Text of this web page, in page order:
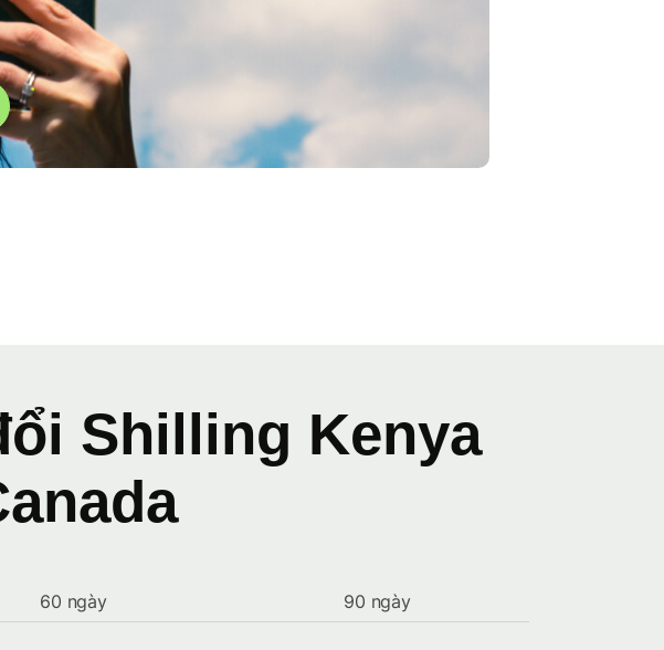
Shilling Kenya
60 ngày 90 ngày